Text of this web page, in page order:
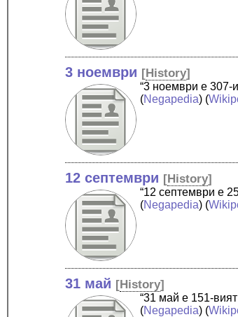
3 ноември [History]
“3 ноември е 307-
(Negapedia) (
12 септември [History]
“12 септември е
(Negapedia) (
31 май [History]
“31 май е 151-
(Negapedia) (